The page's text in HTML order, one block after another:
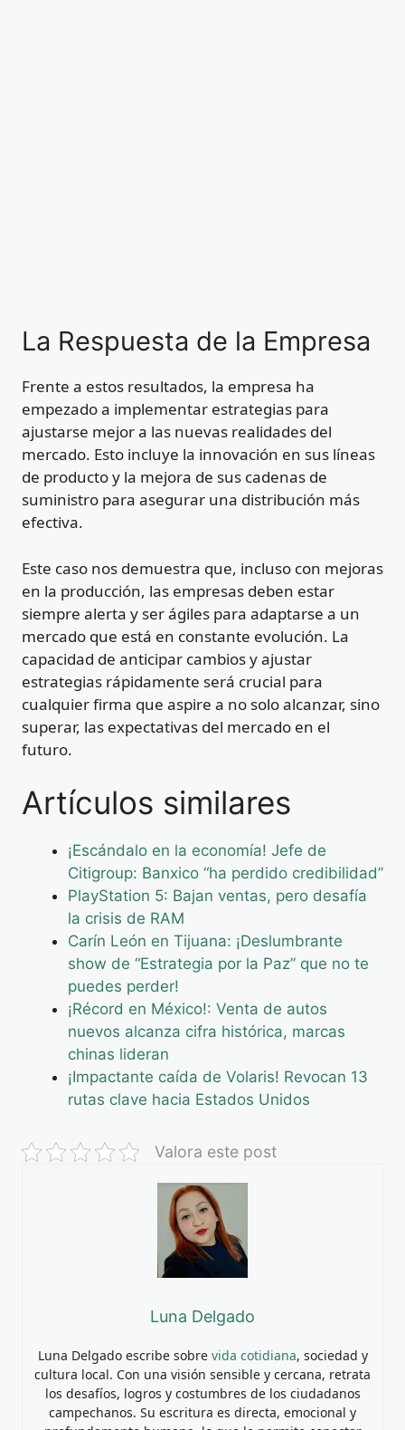
La Respuesta de la Empresa
Frente a estos resultados, la empresa ha
empezado a implementar estrategias para
ajustarse mejor a las nuevas realidades del
mercado. Esto incluye la innovación en sus líneas
de producto y la mejora de sus cadenas de
suministro para asegurar una distribución más
efectiva.
Este caso nos demuestra que, incluso con mejoras
en la producción, las empresas deben estar
siempre alerta y ser ágiles para adaptarse a un
mercado que está en constante evolución. La
capacidad de anticipar cambios y ajustar
estrategias rápidamente será crucial para
cualquier firma que aspire a no solo alcanzar, sino
superar, las expectativas del mercado en el
futuro.
Artículos similares
¡Escándalo en la economía! Jefe de
Citigroup: Banxico “ha perdido credibilidad”
PlayStation 5: Bajan ventas, pero desafía
la crisis de RAM
Carín León en Tijuana: ¡Deslumbrante
show de “Estrategia por la Paz” que no te
puedes perder!
¡Récord en México!: Venta de autos
nuevos alcanza cifra histórica, marcas
chinas lideran
¡Impactante caída de Volaris! Revocan 13
rutas clave hacia Estados Unidos
Valora este post
Luna Delgado
Luna Delgado escribe sobre vida cotidiana, sociedad y
cultura local. Con una visión sensible y cercana, retrata
los desafíos, logros y costumbres de los ciudadanos
campechanos. Su escritura es directa, emocional y